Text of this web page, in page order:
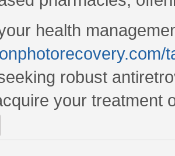
health
robust
your treatment